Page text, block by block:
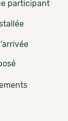
participant